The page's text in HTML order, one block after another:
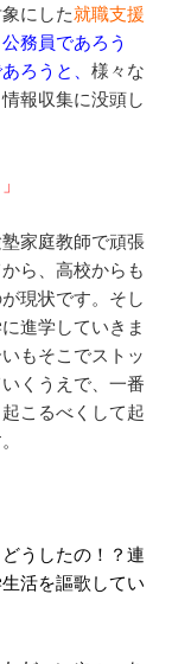
にした就職支援
公務員であろう
ろうと、様々な
報収集に没頭し
家庭教師で頑張
ら、高校からも
現状です。そし
進学していきま
もそこでストッ
くうえで、一番
こるべくして起
うしたの！？連
活を謳歌してい